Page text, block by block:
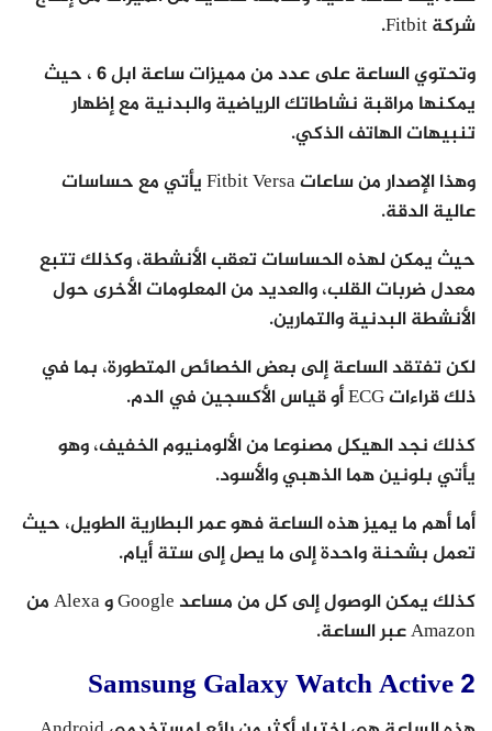
شركة Fitbit.
وتحتوي الساعة على عدد من مميزات ساعة ابل 6 ، حيث
يمكنها مراقبة نشاطاتك الرياضية والبدنية مع إظهار
تنبيهات الهاتف الذكي.
وهذا الإصدار من ساعات Fitbit Versa يأتي مع حساسات
عالية الدقة.
حيث يمكن لهذه الحساسات تعقب الأنشطة، وكذلك تتبع
معدل ضربات القلب، والعديد من المعلومات الأخرى حول
الأنشطة البدنية والتمارين.
لكن تفتقد الساعة إلى بعض الخصائص المتطورة، بما في
ذلك قراءات ECG أو قياس الأكسجين في الدم.
كذلك نجد الهيكل مصنوعا من الألومنيوم الخفيف، وهو
يأتي بلونين هما الذهبي والأسود.
أما أهم ما يميز هذه الساعة فهو عمر البطارية الطويل، حيث
تعمل بشحنة واحدة إلى ما يصل إلى ستة أيام.
كذلك يمكن الوصول إلى كل من مساعد Google و Alexa من
Amazon عبر الساعة.
Samsung Galaxy Watch Active 2